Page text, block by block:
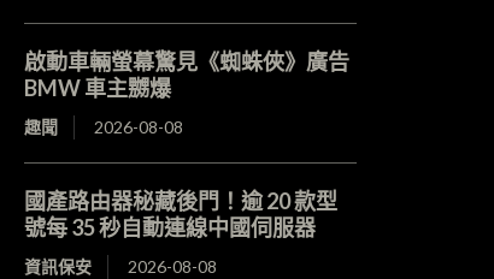
啟動車輛螢幕驚見《蜘蛛俠》廣告
BMW 車主嬲爆
趣聞 2026-08-08
國產路由器秘藏後門！逾 20 款型
號每 35 秒自動連線中國伺服器
資訊保安 2026-08-08